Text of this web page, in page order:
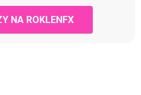
NA ROKLENFX